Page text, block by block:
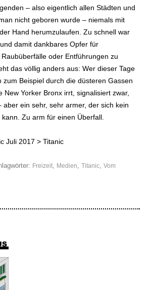
– also eigentlich allen Städten und
nicht geboren wurde – niemals mit
Hand herumzulaufen. Zu schnell war
damit dankbares Opfer für
oder Entführungen zu
das völlig anders aus: Wer dieser Tage
zum Beispiel durch die düsteren Gassen
New Yorker Bronx irrt, signalisiert zwar,
aber ein sehr, sehr armer, der sich kein
Zu arm für einen Überfall.
Juli 2017 > Titanic
Freizeit Medien Titanic Vom